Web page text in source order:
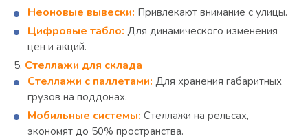
Неоновые вывески: Привлекают внимание с улицы.
Цифровые табло: Для динамического изменения
цен и акций.
Стеллажи для склада
Стеллажи с паллетами: Для хранения габаритных
грузов на поддонах.
Мобильные системы: Стеллажи на рельсах,
экономят до 50% пространства.